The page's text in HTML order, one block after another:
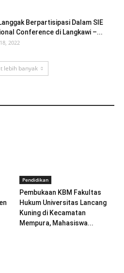
Berpartisipasi Dalam SIE
Conference di Langkawi –...
2022
lebih banyak
Pendidikan
Pembukaan KBM Fakultas
Hukum Universitas Lancang
Kuning di Kecamatan
Mempura, Mahasiswa...